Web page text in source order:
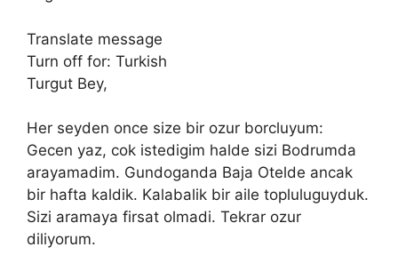
Translate message
Turn off for: Turkish
Turgut Bey,
Her seyden once size bir ozur borcluyum:
Gecen yaz, cok istedigim halde sizi Bodrumda
arayamadim. Gundoganda Baja Otelde ancak
bir hafta kaldik. Kalabalik bir aile topluluguyduk.
Sizi aramaya firsat olmadi. Tekrar ozur
diliyorum.